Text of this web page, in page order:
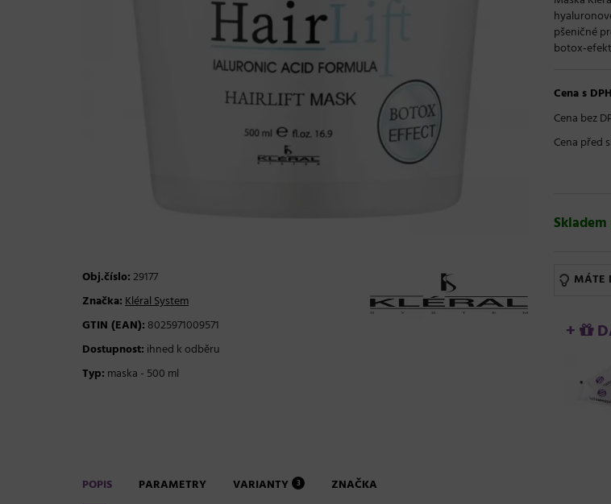
Obj.číslo:29177
Značka:Kléral System
GTIN (EAN): 8025971009571
Dostupnost: ihned k odběru
Typ: maska - 500 ml
pšeničné
Cena s
Cena bez
Cena před
Skladem
MÁTE
+
POPIS PARAMETRY VARIANTY 3 ZNAČKA